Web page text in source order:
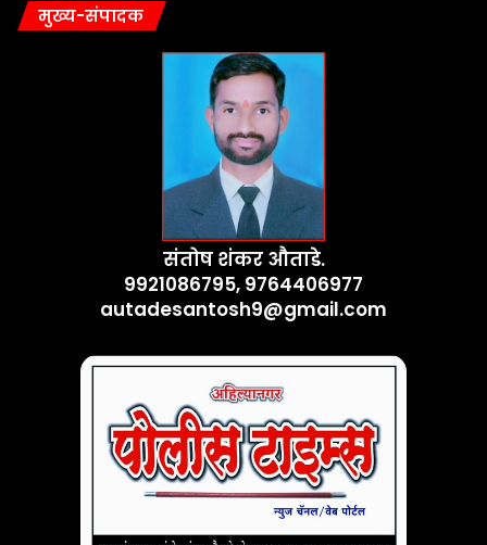
मुख्य-संपादक
संतोष शंकर औताडे.
9921086795, 9764406977
autadesantosh9@gmail.com